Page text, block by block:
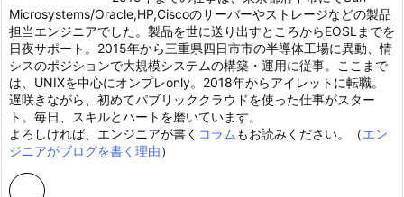
Microsystems/Oracle,HP,Ciscoのサーバーやストレージなどの製品
担当エンジニアでした。製品を世に送り出すところからEOSLまでを
日夜サポート。2015年から三重県四日市市の半導体工場に異動、情
シスのポジションで大規模システムの構築・運用に従事。ここまで
は、UNIXを中心にオンプレonly。2018年からアイレットに転職。
遅咲きながら、初めてパブリッククラウドを使った仕事がスター
ト。毎日、スキルとハートを磨いています。
よろしければ、エンジニアが書く コラム もお読みください。（エン
ジニアがブログを書く理由）